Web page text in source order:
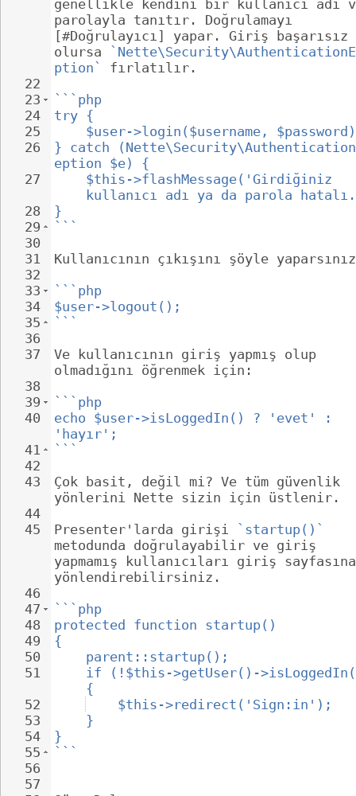
22
23
24
25
26
27
28
29
30
31
32
33
34
35
36
37
38
39
40
41
42
43
44
45
46
47
48
49
50
51
52
53
54
55
56
57
genellikle kendini bir kullanıcı adı
parolayla tanıtır. Doğrulamayı
[#Doğrulayıcı] yapar. Giriş başarısız
olursa
ption`
fırlatılır.
```php
try {
$user->login($username,
} catch
eption $e) {
$this->flashMessage('Girdiğiniz
kullanıcı adı ya da parola
}
```
Kullanıcının çıkışını şöyle
```php
$user->logout();
```
Ve kullanıcının giriş yapmış olup
olmadığını öğrenmek için:
```php
echo $user->isLoggedIn() ? 'evet' :
'hayır';
```
Çok basit, değil mi? Ve tüm güvenlik
yönlerini Nette sizin için üstlenir.
Presenter'larda girişi
`startup()`
metodunda doğrulayabilir ve giriş
yapmamış kullanıcıları giriş
yönlendirebilirsiniz.
```php
protected function startup()
{
parent::startup();
if (!$this->getUser()-
{
$this->redirect('Sign:in');
}
}
```